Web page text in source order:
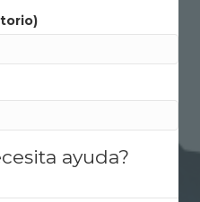
ayuda?